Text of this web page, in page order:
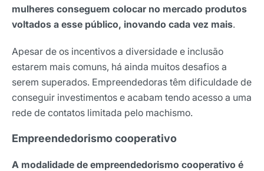
mulheres conseguem colocar no mercado produtos
voltados a esse público, inovando cada vez mais.
Apesar de os incentivos a diversidade e inclusão
estarem mais comuns, há ainda muitos desafios a
serem superados. Empreendedoras têm dificuldade de
conseguir investimentos e acabam tendo acesso a uma
rede de contatos limitada pelo machismo.
Empreendedorismo cooperativo
A modalidade de empreendedorismo cooperativo é